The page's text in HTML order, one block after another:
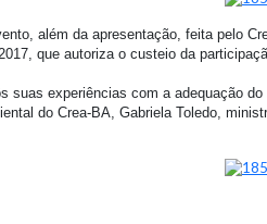
além da apresentação, feita pelo
que autoriza o custeio da
suas experiências com a adequação
do Crea-BA, Gabriela Toledo,